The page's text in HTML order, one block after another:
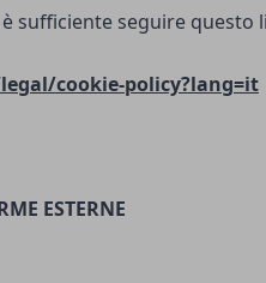
sufficiente seguire questo
cookie-policy?lang=it
ESTERNE